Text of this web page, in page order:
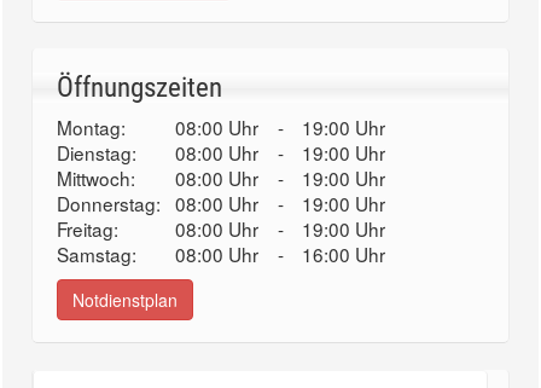
Öffnungszeiten
Montag: 08:00 Uhr -
19:00 Uhr
Dienstag:
08:00 Uhr -
19:00 Uhr
Mittwoch:
08:00 Uhr -
19:00 Uhr
Donnerstag: 08:00 Uhr -
19:00 Uhr
Freitag:
08:00 Uhr -
19:00 Uhr
Samstag:
08:00 Uhr - 16:00 Uhr
Notdienstplan